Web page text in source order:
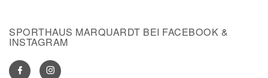
SPORTHAUS MARQUARDT BEI FACEBOOK &
INSTAGRAM